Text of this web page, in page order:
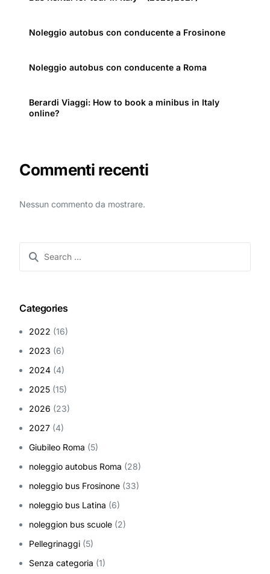
Noleggio autobus con conducente a Frosinone
Noleggio autobus con conducente a Roma
Berardi Viaggi: How to book a minibus in Italy
online?
Commenti recenti
Nessun commento da mostrare.
Categories
2022 (16)
2023 (6)
2024 (4)
2025 (15)
2026 (23)
2027 (4)
Giubileo Roma (5)
noleggio autobus Roma (28)
noleggio bus Frosinone (33)
noleggio bus Latina (6)
noleggion bus scuole (2)
Pellegrinaggi (5)
Senza categoria (1)